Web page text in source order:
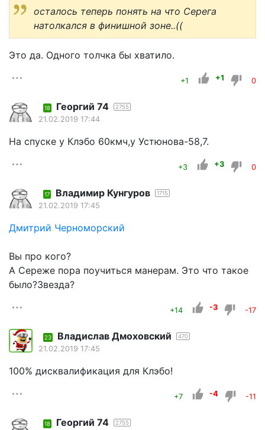
осталось теперь понять на что Серега
натолкался в финишной зоне..((
Это да. Одного толчка бы хватило.
+1 +1 0
18 Георгий 74 2755
21.02.2019 17:44
На спуске у Клэбо 60кмч,у Устюнова-58,7.
+3 +3 0
17 Владимир Кунгуров 1715
21.02.2019 17:45
Дмитрий Черноморский
Вы про кого?
А Сереже пора поучиться манерам. Это что такое
было?Звезда?
+14 -3 -17
23 Владислав Дмоховский 470
21.02.2019 17:45
100% дисквалификация для Клэбо!
+7 -4 -11
18 Георгий 74 2755